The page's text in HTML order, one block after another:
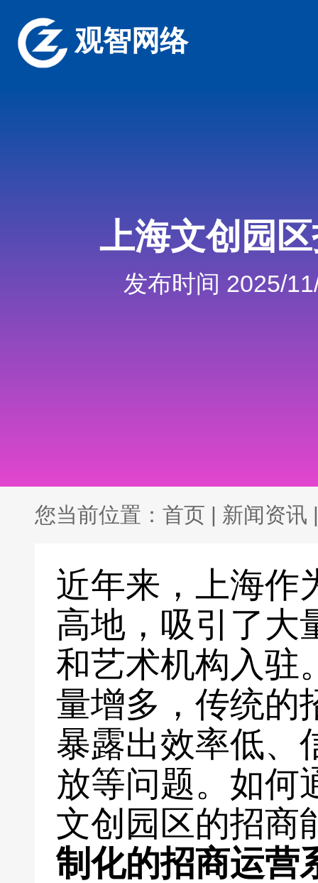
观智网络
上海文创园
发布时间 2025/
您当前位置： 首页 | 新闻资讯 |
近年来，上海作
高地，吸引了大
和艺术机构入驻
量增多，传统的
暴露出效率低、
放等问题。如何
文创园区的招商
制化的招商运营